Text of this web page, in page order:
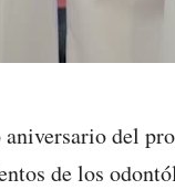
del
de los